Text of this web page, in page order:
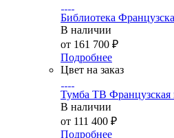
Библиотека
В наличии
от 161 700 ₽
Подробнее
Цвет на заказ
Тумба ТВ Французская
В наличии
от 111 400 ₽
Подробнее